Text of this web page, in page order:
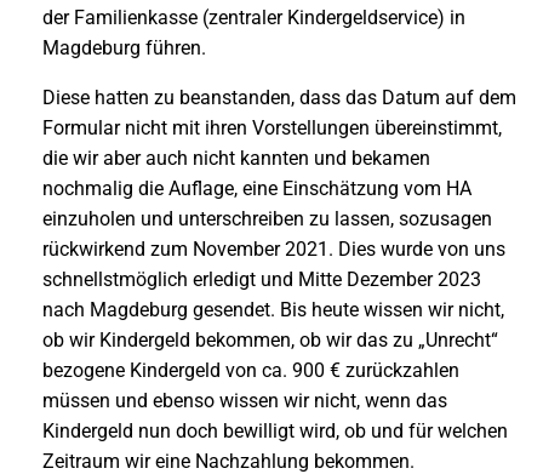
der Familienkasse (zentraler Kindergeldservice) in
Magdeburg führen.
Diese hatten zu beanstanden, dass das Datum auf dem
Formular nicht mit ihren Vorstellungen übereinstimmt,
die wir aber auch nicht kannten und bekamen
nochmalig die Auflage, eine Einschätzung vom HA
einzuholen und unterschreiben zu lassen, sozusagen
rückwirkend zum November 2021. Dies wurde von uns
schnellstmöglich erledigt und Mitte Dezember 2023
nach Magdeburg gesendet. Bis heute wissen wir nicht,
ob wir Kindergeld bekommen, ob wir das zu „Unrecht“
bezogene Kindergeld von ca. 900 € zurückzahlen
müssen und ebenso wissen wir nicht, wenn das
Kindergeld nun doch bewilligt wird, ob und für welchen
Zeitraum wir eine Nachzahlung bekommen.